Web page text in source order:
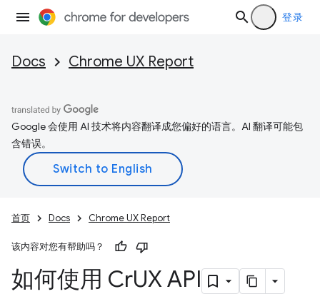
登录
Docs Chrome UX Report
Google 会使用 AI 技术将内容翻译成您偏好的语言。AI 翻译可能包
含错误。
首页 Docs Chrome UX Report
该内容对您有帮助吗？
如何使用 CrUX API